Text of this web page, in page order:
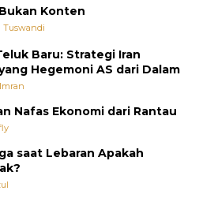
Konten
Tuswandi
Baru: Strategi Iran
Hegemoni AS dari Dalam
Nafas Ekonomi dari Rantau
saat Lebaran Apakah